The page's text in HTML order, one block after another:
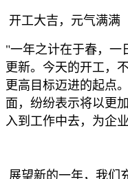
开工大吉，元气满满
"一年之计在于春，一
更新。今天的开工，
更高目标迈进的起点
面，纷纷表示将以更
入到工作中去，为企
展望新的一年，我们